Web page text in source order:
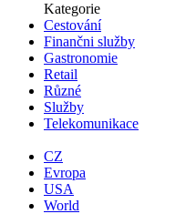
Kategorie
Cestování
Finančni služby
Gastronomie
Retail
Různé
Služby
Telekomunikace
CZ
Evropa
USA
World